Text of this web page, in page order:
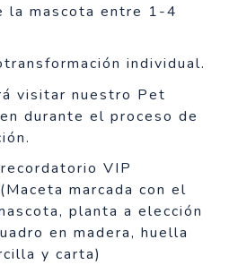
la mascota entre 1-4
individual.
visitar nuestro Pet
durante el proceso de
VIP
marcada con el
planta a elección
en madera, huella
y carta)